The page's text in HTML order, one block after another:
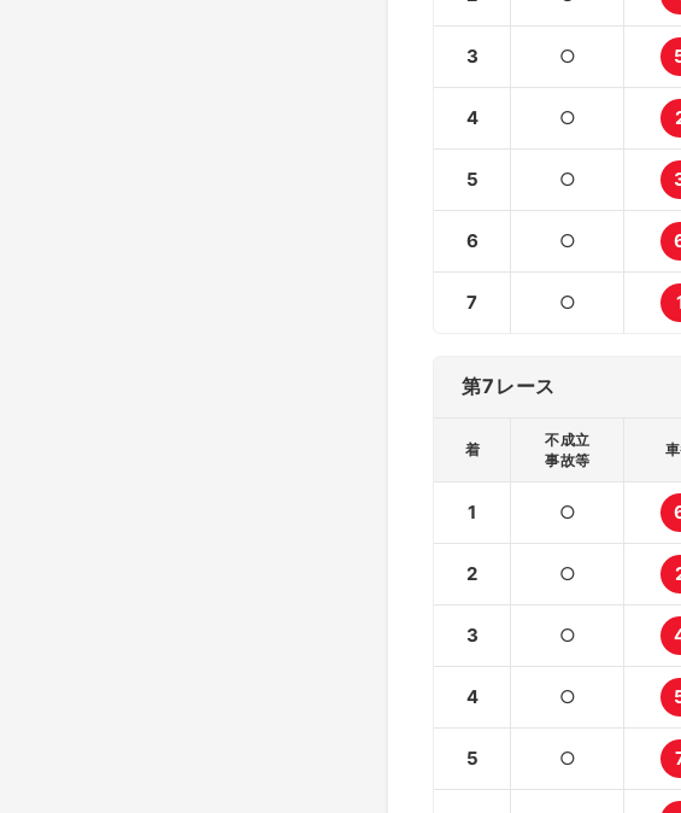
3 ○
4 ○
5 ○
6 ○
7 ○
第7レース
着
不成立
事故等
1 ○
2 ○
3 ○
4 ○
5 ○